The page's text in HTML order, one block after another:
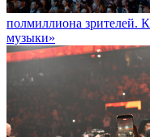
полмиллиона зрителей.
музыки»